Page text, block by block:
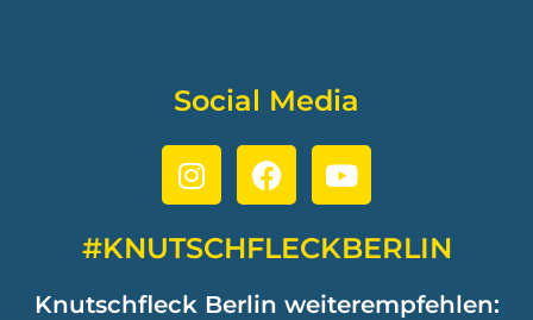
Social Media
#KNUTSCHFLECKBERLIN
Knutschfleck Berlin weiterempfehlen: